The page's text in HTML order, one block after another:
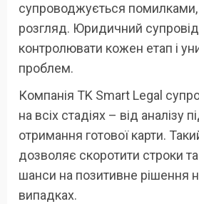
супроводжується помилками,
розгляд. Юридичний
контролювати кожен етап і
проблем.
Компанія TK Smart Legal
на всіх стадіях – від аналізу
отримання готової карти.
дозволяє скоротити строки
шанси на позитивне рішення
випадках.